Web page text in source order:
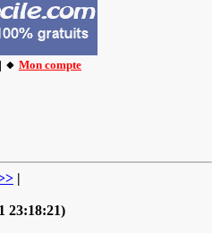
| 🔸 Mon compte
|
23:18:21)